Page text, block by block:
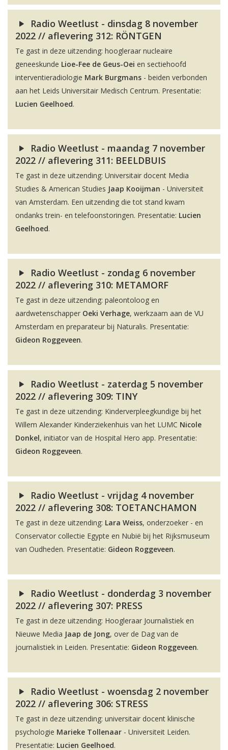
Radio Weetlust - dinsdag 8 november
2022 // aflevering 312: RÖNTGEN
Te gast in deze uitzending: hoogleraar nucleaire
geneeskunde Lioe-Fee de Geus-Oei en sectiehoofd
interventieradiologie Mark Burgmans - beiden verbonden
aan het Leids Universitair Medisch Centrum. Presentatie:
Lucien Geelhoed.
Radio Weetlust - maandag 7 november
2022 // aflevering 311: BEELDBUIS
Te gast in deze uitzending: Universitair docent Media
Studies & American Studies Jaap Kooijman - Universiteit
van Amsterdam. Een uitzending die tot stand kwam
ondanks trein- en telefoonstoringen. Presentatie: Lucien
Geelhoed.
Radio Weetlust - zondag 6 november
2022 // aflevering 310: METAMORF
Te gast in deze uitzending: paleontoloog en
aardwetenschapper Oeki Verhage, werkzaam aan de VU
Amsterdam en preparateur bij Naturalis. Presentatie:
Gideon Roggeveen.
Radio Weetlust - zaterdag 5 november
2022 // aflevering 309: TINY
Te gast in deze uitzending: Kinderverpleegkundige bij het
Willem Alexander Kinderziekenhuis van het LUMC Nicole
Donkel, initiator van de Hospital Hero app. Presentatie:
Gideon Roggeveen.
Radio Weetlust - vrijdag 4 november
2022 // aflevering 308: TOETANCHAMON
Te gast in deze uitzending: Lara Weiss, onderzoeker - en
Conservator collectie Egypte en Nubië bij het Rijksmuseum
van Oudheden. Presentatie: Gideon Roggeveen.
Radio Weetlust - donderdag 3 november
2022 // aflevering 307: PRESS
Te gast in deze uitzending: Hoogleraar Journalistiek en
Nieuwe Media Jaap de Jong, over de Dag van de
journalistiek in Leiden. Presentatie: Gideon Roggeveen.
Radio Weetlust - woensdag 2 november
2022 // aflevering 306: STRESS
Te gast in deze uitzending: universitair docent klinische
psychologie Marieke Tollenaar - Universiteit Leiden.
Presentatie: Lucien Geelhoed.